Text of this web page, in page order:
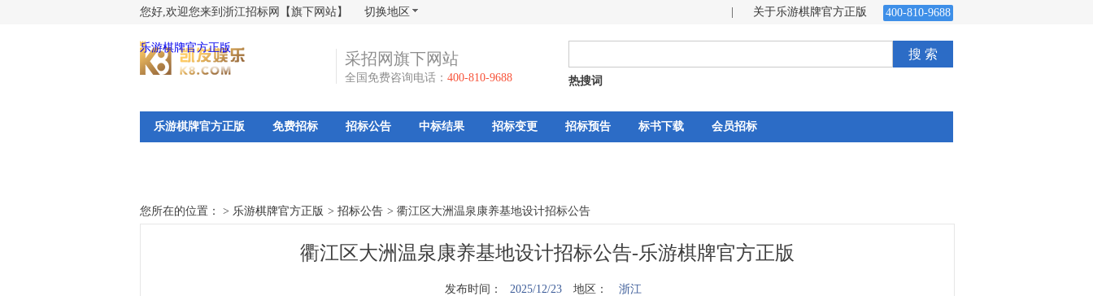
您好,欢迎您来到浙江招标网【旗下网站】 切换地区 关于乐游棋牌官方正版 400-810-9688
乐游棋牌官方正版
采招网旗下网站
全国免费咨询电话： 400-810-9688
搜 索
热搜词
乐游棋牌官方正版 免费招标 招标公告 中标结果 招标变更 招标预告 标书下载 会员招标
您所在的位置： > 乐游棋牌官方正版 > 招标公告 > 衢江区大洲温泉康养基地设计招标公告
衢江区大洲温泉康养基地设计招标公告-乐游棋牌官方正版
发布时间： 2025/12/23 地区： 浙江